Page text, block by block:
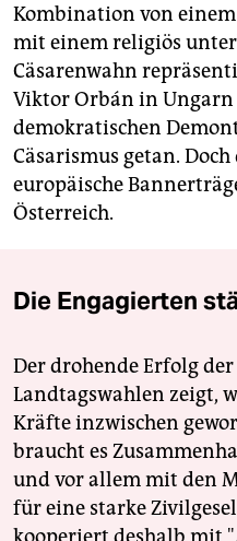
Kombination von
mit einem religiös
Cäsarenwahn
Viktor Orbán in
demokratischen
Cäsarismus getan.
europäische
Österreich.
Die Engagierten
Der drohende Erfolg
Landtagswahlen zeigt,
Kräfte inzwischen
braucht es
und vor allem mit den
für eine starke